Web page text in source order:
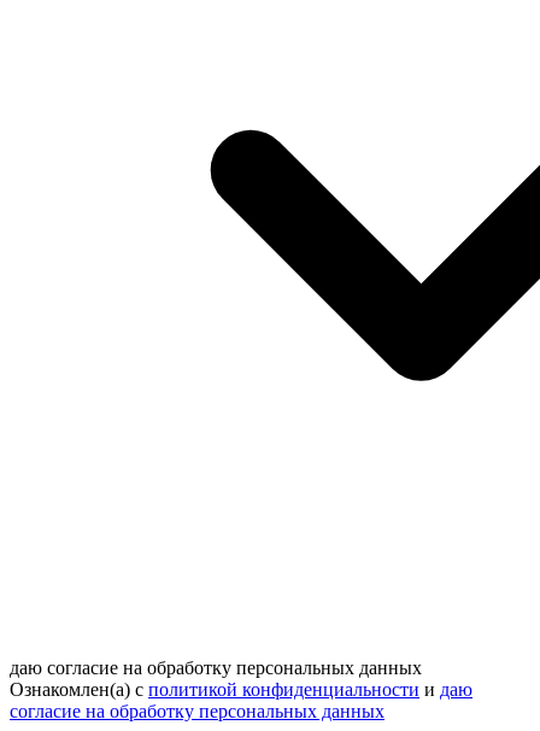
даю согласие на обработку персональных данных
Ознакомлен(а) с политикой конфиденциальности и даю
согласие на обработку персональных данных